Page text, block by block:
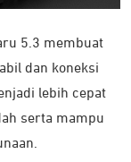
5.3 membuat
dan koneksi
lebih cepat
serta mampu